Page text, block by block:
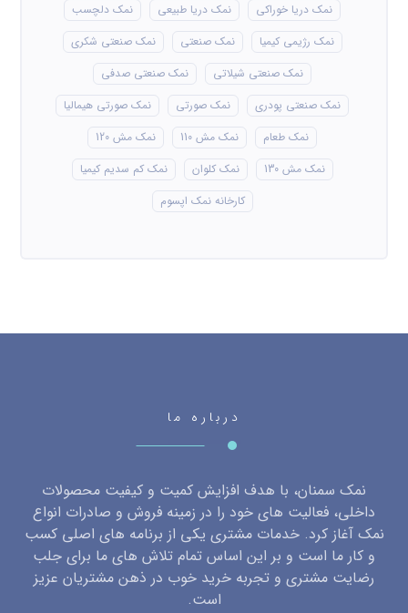
نمک دریا خوراکی
نمک دریا طبیعی
نمک دلچسب
نمک رژیمی کیمیا
نمک صنعتی
نمک صنعتی شکری
نمک صنعتی شیلاتی
نمک صنعتی صدفی
نمک صنعتی پودری
نمک صورتی
نمک صورتی هیمالیا
نمک طعام
نمک مش 110
نمک مش 120
نمک مش 130
نمک کلوان
نمک کم سدیم کیمیا
کارخانه نمک اپسوم
درباره ما
نمک سمنان، با هدف افزایش کمیت و کیفیت محصولات
داخلی، فعالیت های خود را در زمینه فروش و صادرات انواع
نمک آغاز کرد. خدمات مشتری یکی از برنامه های اصلی کسب
و کار ما است و بر این اساس تمام تلاش های ما برای جلب
رضایت مشتری و تجربه خرید خوب در ذهن مشتریان عزیز
است.